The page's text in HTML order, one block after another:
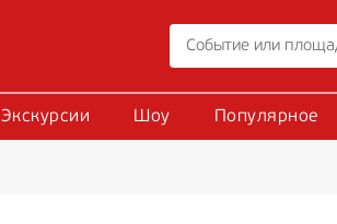
Экскурсии Шоу Популярное